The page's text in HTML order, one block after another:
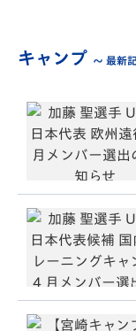
キャンプ ～ 最新